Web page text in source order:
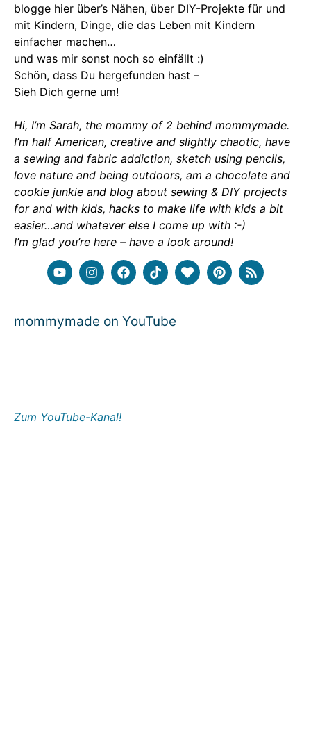
blogge hier über’s Nähen, über DIY-Projekte für und
mit Kindern, Dinge, die das Leben mit Kindern
einfacher machen…
und was mir sonst noch so einfällt :)
Schön, dass Du hergefunden hast –
Sieh Dich gerne um!
Hi, I’m Sarah, the mommy of 2 behind mommymade.
I’m half American, creative and slightly chaotic, have
a sewing and fabric addiction, sketch using pencils,
love nature and being outdoors, am a chocolate and
cookie junkie and blog about sewing & DIY projects
for and with kids, hacks to make life with kids a bit
easier…and whatever else I come up with :-)
I’m glad you’re here – have a look around!
mommymade on YouTube
Zum YouTube-Kanal!